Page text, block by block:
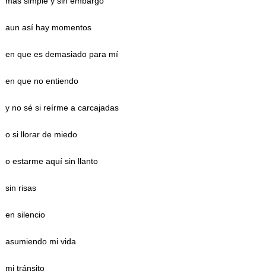
aun así hay momentos
en que es demasiado para mí
en que no entiendo
y no sé si reírme a carcajadas
o si llorar de miedo
o estarme aquí sin llanto
sin risas
en silencio
asumiendo mi vida
mi tránsito